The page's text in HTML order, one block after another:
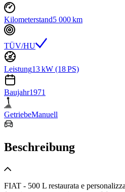
Kilometerstand5 000 km
TÜV/HU
Leistung13 kW (18 PS)
Baujahr1971
GetriebeManuell
Beschreibung
FIAT - 500 L restaurata e